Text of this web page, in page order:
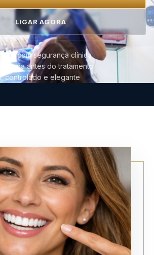
LIGAR AGORA
com segurança clínica
antes do tratamento
controlado e elegante